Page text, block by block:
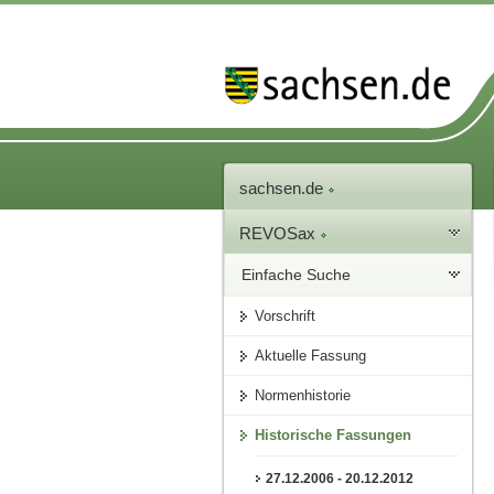
sachsen.de
REVOSax
Einfache Suche
Vorschrift
Aktuelle Fassung
Normenhistorie
Historische Fassungen
27.12.2006 - 20.12.2012